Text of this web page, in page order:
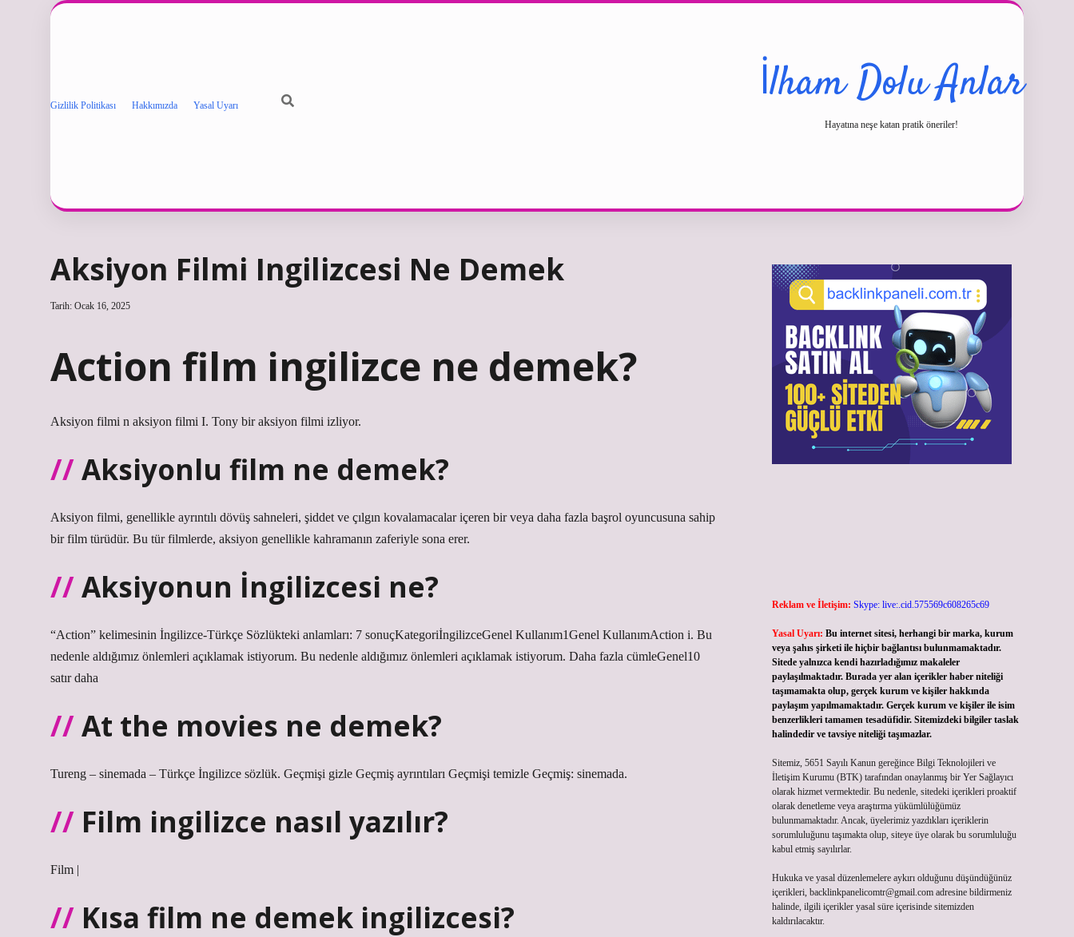
Gizlilik Politikası Hakkımızda Yasal Uyarı İlham Dolu Anlar
Hayatına neşe katan pratik öneriler!
Aksiyon Filmi Ingilizcesi Ne Demek
Tarih: Ocak 16, 2025
Action film ingilizce ne demek?
Aksiyon filmi n aksiyon filmi I. Tony bir aksiyon filmi izliyor.
Aksiyonlu film ne demek?
Aksiyon filmi, genellikle ayrıntılı dövüş sahneleri, şiddet ve çılgın kovalamacalar içeren bir veya daha fazla başrol oyuncusuna sahip
bir film türüdür. Bu tür filmlerde, aksiyon genellikle kahramanın zaferiyle sona erer.
Aksiyonun İngilizcesi ne?
“Action” kelimesinin İngilizce-Türkçe Sözlükteki anlamları: 7 sonuçKategoriİngilizceGenel Kullanım1Genel KullanımAction i. Bu
nedenle aldığımız önlemleri açıklamak istiyorum. Bu nedenle aldığımız önlemleri açıklamak istiyorum. Daha fazla cümleGenel10
satır daha
At the movies ne demek?
Tureng – sinemada – Türkçe İngilizce sözlük. Geçmişi gizle Geçmiş ayrıntıları Geçmişi temizle Geçmiş: sinemada.
Film ingilizce nasıl yazılır?
Film |
Kısa film ne demek ingilizcesi?
Reklam ve İletişim: Skype: live:.cid.575569c608265c69
Yasal Uyarı: Bu internet sitesi, herhangi bir marka, kurum
veya şahıs şirketi ile hiçbir bağlantısı bulunmamaktadır.
Sitede yalnızca kendi hazırladığımız makaleler
paylaşılmaktadır. Burada yer alan içerikler haber niteliği
taşımamakta olup, gerçek kurum ve kişiler hakkında
paylaşım yapılmamaktadır. Gerçek kurum ve kişiler ile isim
benzerlikleri tamamen tesadüfidir. Sitemizdeki bilgiler taslak
halindedir ve tavsiye niteliği taşımazlar.
Sitemiz, 5651 Sayılı Kanun gereğince Bilgi Teknolojileri ve
İletişim Kurumu (BTK) tarafından onaylanmış bir Yer Sağlayıcı
olarak hizmet vermektedir. Bu nedenle, sitedeki içerikleri proaktif
olarak denetleme veya araştırma yükümlülüğümüz
bulunmamaktadır. Ancak, üyelerimiz yazdıkları içeriklerin
sorumluluğunu taşımakta olup, siteye üye olarak bu sorumluluğu
kabul etmiş sayılırlar.
Hukuka ve yasal düzenlemelere aykırı olduğunu düşündüğünüz
içerikleri, backlinkpanelicomtr@gmail.comadresine bildirmeniz
halinde, ilgili içerikler yasal süre içerisinde sitemizden
kaldırılacaktır.